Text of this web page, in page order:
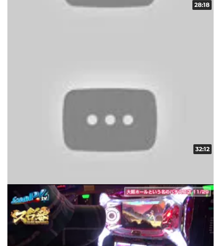
28:18
32:12